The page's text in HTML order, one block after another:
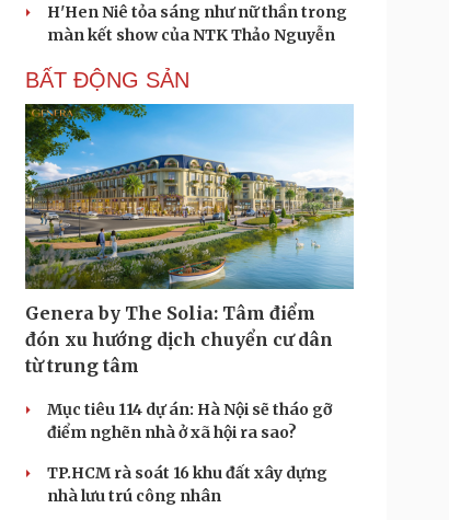
H'Hen Niê tỏa sáng như nữ thần trong
màn kết show của NTK Thảo Nguyễn
BẤT ĐỘNG SẢN
Genera by The Solia: Tâm điểm
đón xu hướng dịch chuyển cư dân
từ trung tâm
Mục tiêu 114 dự án: Hà Nội sẽ tháo gỡ
điểm nghẽn nhà ở xã hội ra sao?
TP.HCM rà soát 16 khu đất xây dựng
nhà lưu trú công nhân